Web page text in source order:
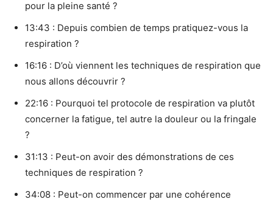
pour la pleine santé ?
13:43 : Depuis combien de temps pratiquez-vous la
respiration ?
16:16 : D’où viennent les techniques de respiration que
nous allons découvrir ?
22:16 : Pourquoi tel protocole de respiration va plutôt
concerner la fatigue, tel autre la douleur ou la fringale
?
31:13 : Peut-on avoir des démonstrations de ces
techniques de respiration ?
34:08 : Peut-on commencer par une cohérence